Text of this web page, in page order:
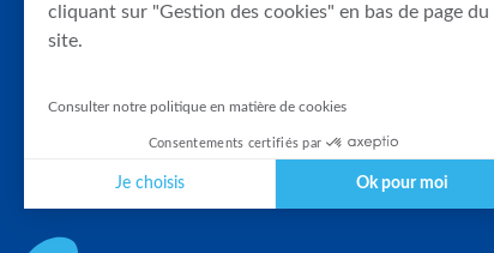
cliquant sur "Gestion des cookies" en bas de page du
site.
Consulter notre politique en matière de cookies
Consentements certifiés par
Je choisis Ok pour moi
Notre plateforme vous permet d'adapter et de gérer vos